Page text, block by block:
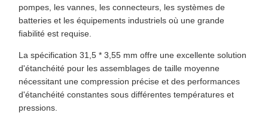
pompes, les vannes, les connecteurs, les systèmes de
batteries et les équipements industriels où une grande
fiabilité est requise.
La spécification 31,5 * 3,55 mm offre une excellente solution
d'étanchéité pour les assemblages de taille moyenne
nécessitant une compression précise et des performances
d'étanchéité constantes sous différentes températures et
pressions.